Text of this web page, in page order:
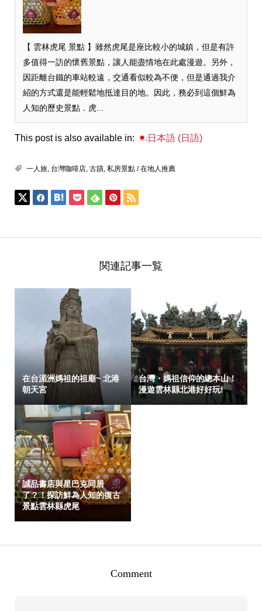
【 雲林虎尾 景點 】雖然虎尾是座比較小的城鎮，但是有許
多值得一訪的懷舊景點，讓人能盡情地在此處漫遊。另外，
因距離台鐵的車站較遠，交通看似較為不便，但是通過我介
紹的方式還是能輕鬆地抵達目的地。因此，務必到這個鮮為
人知的歷史景點．虎...
This post is also available in: 日本語(日語)
一人旅, 台灣咖啡店, 古蹟, 私房景點 / 在地人推薦
関連記事一覧
在台湄洲媽祖的祖廟~ 北港
朝天宮
台灣・媽祖信仰的總本山！
漫遊雲林縣北港好好玩!
誠品書店與星巴克同居
了？！探訪鮮為人知的復古
景點雲林縣虎尾
Comment